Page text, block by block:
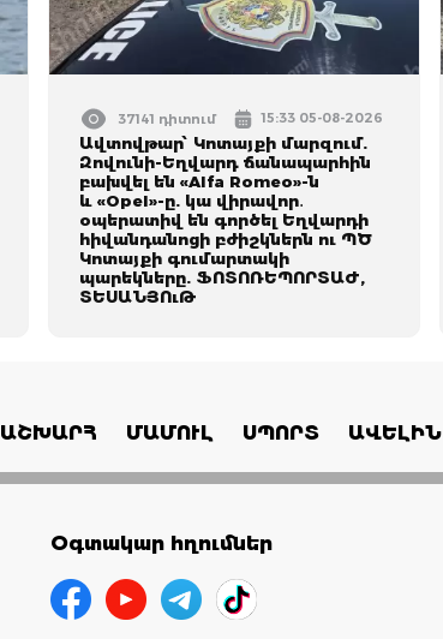
37141 դիտում 15:33 05-08-2026
Ավտովթար՝ Կոտայքի մարզում.
Զովունի-Եղվարդ ճանապարհին
բախվել են «Alfa Romeo»-ն
և «Opel»-ը. կա վիրավոր․
օպերատիվ են գործել Եղվարդի
հիվանդանոցի բժիշկներն ու ՊԾ
Կոտայքի գումարտակի
պարեկները. ՖՈՏՈՌԵՊՈՐՏԱԺ,
ՏԵՍԱՆՅՈւԹ
ԱՇԽԱՐՀ ՄԱՄՈՒԼ ՍՊՈՐՏ ԱՎԵԼԻՆ
Օգտակար հղումներ